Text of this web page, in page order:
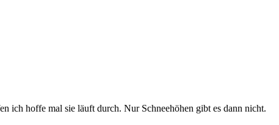
ich hoffe mal sie läuft durch. Nur Schneehöhen gibt es dann nicht.